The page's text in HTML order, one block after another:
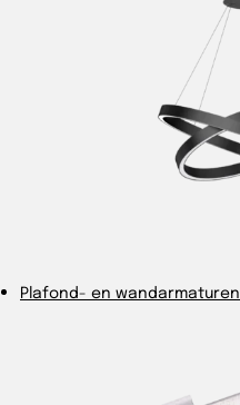
Plafond- en wandarmaturen